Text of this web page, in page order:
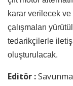
karar verilecek
çalışmaları
tedarikçilerle
oluşturulacak.
Editör :